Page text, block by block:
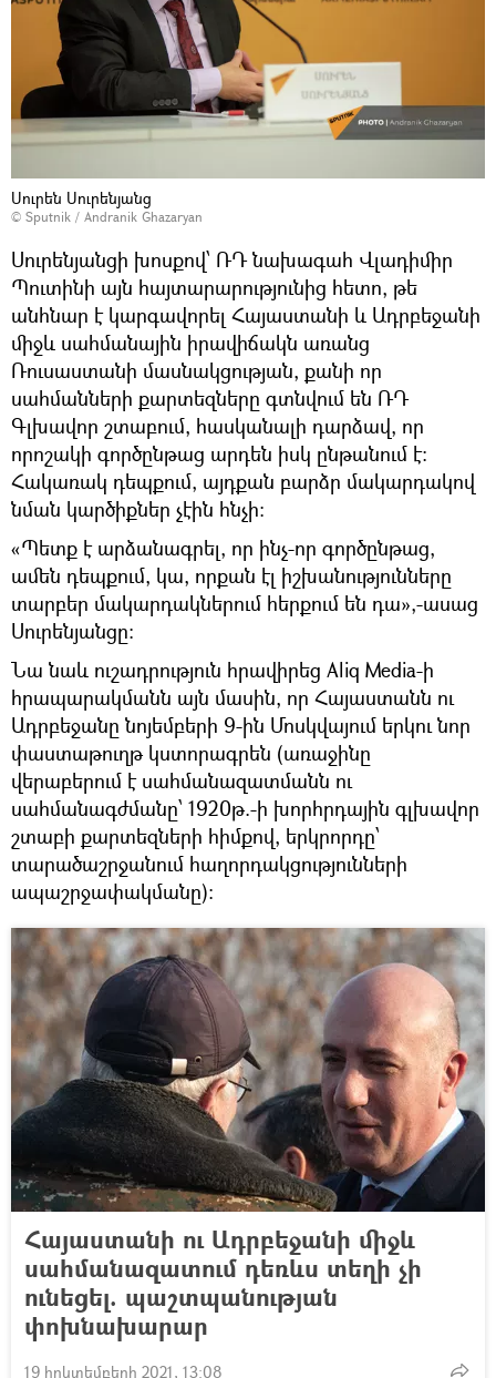
Սուրեն Սուրենյանց
© Sputnik / Andranik Ghazaryan
Սուրենյանցի խոսքով՝ ՌԴ նախագահ Վլադիմիր
Պուտինի այն հայտարարությունից հետո, թե
անհնար է կարգավորել Հայաստանի և Ադրբեջանի
միջև սահմանային իրավիճակն առանց
Ռուսաստանի մասնակցության, քանի որ
սահմանների քարտեզները գտնվում են ՌԴ
Գլխավոր շտաբում, հասկանալի դարձավ, որ
որոշակի գործընթաց արդեն իսկ ընթանում է։
Հակառակ դեպքում, այդքան բարձր մակարդակով
նման կարծիքներ չէին հնչի։
«Պետք է արձանագրել, որ ինչ-որ գործընթաց,
ամեն դեպքում, կա, որքան էլ իշխանությունները
տարբեր մակարդակներում հերքում են դա»,-ասաց
Սուրենյանցը։
Նա նաև ուշադրություն հրավիրեց Aliq Media-ի
հրապարակմանն այն մասին, որ Հայաստանն ու
Ադրբեջանը նոյեմբերի 9-ին Մոսկվայում երկու նոր
փաստաթուղթ կստորագրեն (առաջինը
վերաբերում է սահմանազատմանն ու
սահմանագժմանը՝ 1920թ.-ի խորհրդային գլխավոր
շտաբի քարտեզների հիմքով, երկրորդը՝
տարածաշրջանում հաղորդակցությունների
ապաշրջափակմանը):
Հայաստանի ու Ադրբեջանի միջև
սահմանազատում դեռևս տեղի չի
ունեցել. պաշտպանության
փոխնախարար
19 հոկտեմբերի 2021, 13:08